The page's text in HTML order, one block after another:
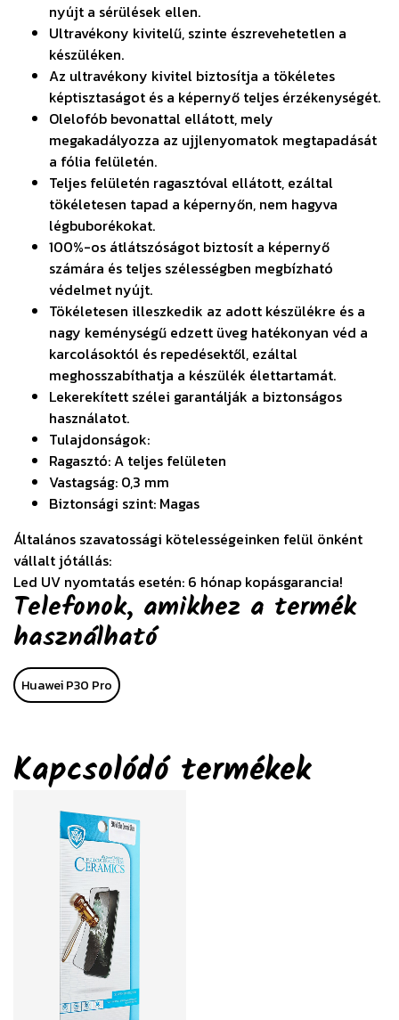
nyújt a sérülések ellen.
Ultravékony kivitelű, szinte észrevehetetlen a
készüléken.
Az ultravékony kivitel biztosítja a tökéletes
képtisztaságot és a képernyő teljes érzékenységét.
Olelofób bevonattal ellátott, mely
megakadályozza az ujjlenyomatok megtapadását
a fólia felületén.
Teljes felületén ragasztóval ellátott, ezáltal
tökéletesen tapad a képernyőn, nem hagyva
légbuborékokat.
100%-os átlátszóságot biztosít a képernyő
számára és teljes szélességben megbízható
védelmet nyújt.
Tökéletesen illeszkedik az adott készülékre és a
nagy keménységű edzett üveg hatékonyan véd a
karcolásoktól és repedésektől, ezáltal
meghosszabíthatja a készülék élettartamát.
Lekerekített szélei garantálják a biztonságos
használatot.
Tulajdonságok:
Ragasztó: A teljes felületen
Vastagság: 0,3 mm
Biztonsági szint: Magas
Általános szavatossági kötelességeinken felül önként
vállalt jótállás:
Led UV nyomtatás esetén: 6 hónap kopásgarancia!
Telefonok, amikhez a termék
használható
Huawei P30 Pro
Kapcsolódó termékek